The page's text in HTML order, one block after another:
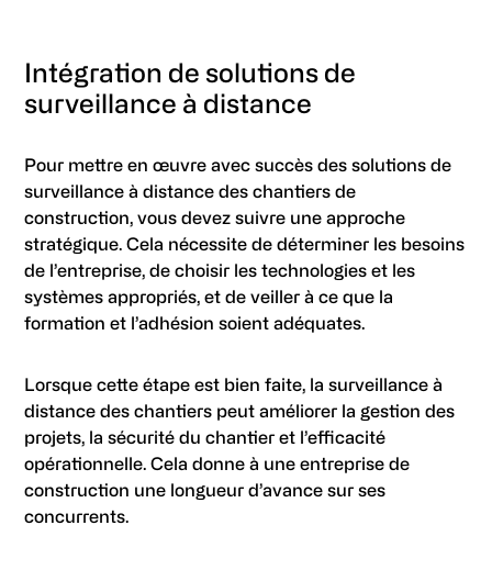
Intégration de solutions de
surveillance à distance
Pour mettre en œuvre avec succès des solutions de
surveillance à distance des chantiers de
construction, vous devez suivre une approche
stratégique. Cela nécessite de déterminer les besoins
de l’entreprise, de choisir les technologies et les
systèmes appropriés, et de veiller à ce que la
formation et l’adhésion soient adéquates.
Lorsque cette étape est bien faite, la surveillance à
distance des chantiers peut améliorer la gestion des
projets, la sécurité du chantier et l’efficacité
opérationnelle. Cela donne à une entreprise de
construction une longueur d’avance sur ses
concurrents.